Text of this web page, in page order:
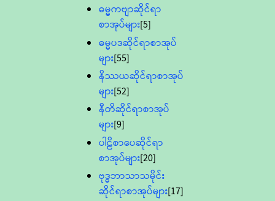
ဓမ္မကဗျာဆိုင်ရာ
စာအုပ်များ[5]
ဓမ္မပဒဆိုင်ရာစာအုပ်
များ[55]
နိဿယဆိုင်ရာစာအုပ်
များ[52]
နီတိဆိုင်ရာစာအုပ်
များ[9]
ပါဠိစာပေဆိုင်ရာ
စာအုပ်များ[20]
ဗုဒ္ဓဘာသာသမိုင်း
ဆိုင်ရာစာအုပ်များ[17]